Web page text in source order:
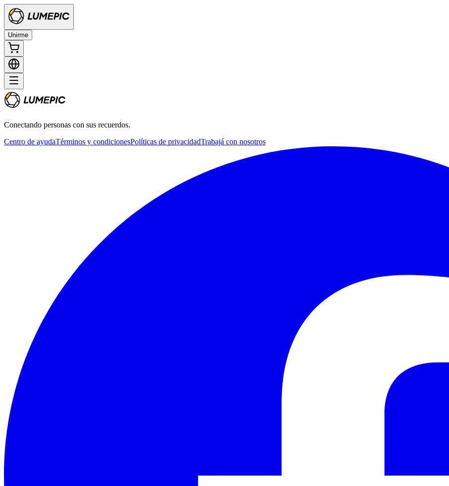
Unirme
Conectando personas con sus recuerdos.
Centro de ayudaTérminos y condicionesPolíticas de privacidadTrabajá con nosotros